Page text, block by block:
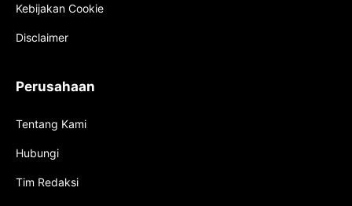
Kebijakan Cookie
Disclaimer
Perusahaan
Tentang Kami
Hubungi
Tim Redaksi